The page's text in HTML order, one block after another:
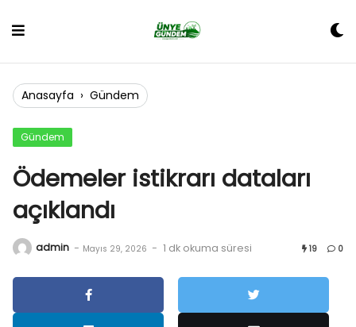
Anasayfa › Gündem
Gündem
Ödemeler istikrarı dataları
açıklandı
admin - Mayıs 29, 2026 - 1 dk okuma süresi 19 0